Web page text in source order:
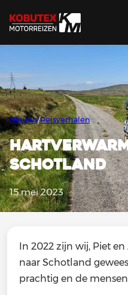
ALLE
Nieuws/Reisverhalen
Schotland
15 mei 2023
In 2022 zijn wij, Piet
naar Schotland
prachtig en de